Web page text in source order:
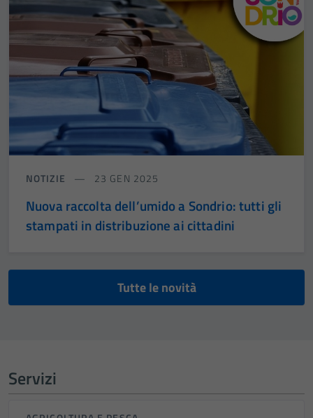
NOTIZIE 23 GEN 2025
Nuova raccolta dell’umido a Sondrio: tutti gli
stampati in distribuzione ai cittadini
Tutte le novità
Servizi